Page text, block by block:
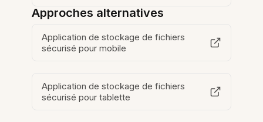
Approches alternatives
Application de stockage de fichiers
sécurisé pour mobile
Application de stockage de fichiers
sécurisé pour tablette